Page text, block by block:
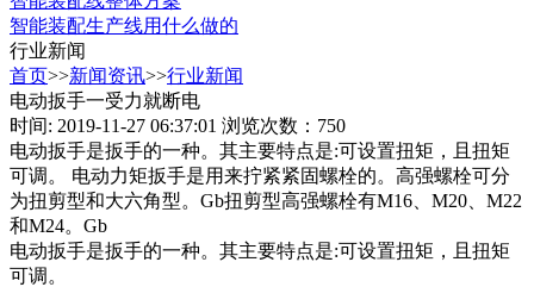
智能装配生产线用什么做的
行业新闻
首页>>新闻资讯>>行业新闻
电动扳手一受力就断电
时间: 2019-11-27 06:37:01 浏览次数：750
电动扳手是扳手的一种。其主要特点是:可设置扭矩，且扭矩
可调。 电动力矩扳手是用来拧紧紧固螺栓的。高强螺栓可分
为扭剪型和大六角型。Gb扭剪型高强螺栓有M16、M20、M22
和M24。Gb
电动扳手是扳手的一种。其主要特点是:可设置扭矩，且扭矩
可调。